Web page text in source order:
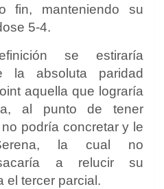
fin, manteniendo su
5-4.
se estiraría
la absoluta paridad
aquella que lograría
al punto de tener
podría concretar y le
la cual no
sacaría a relucir su
el tercer parcial.